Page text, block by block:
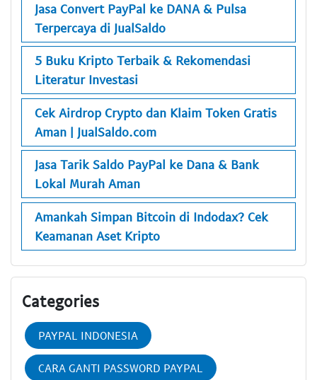
Jasa Convert PayPal ke DANA & Pulsa
Terpercaya di JualSaldo
5 Buku Kripto Terbaik & Rekomendasi
Literatur Investasi
Cek Airdrop Crypto dan Klaim Token Gratis
Aman | JualSaldo.com
Jasa Tarik Saldo PayPal ke Dana & Bank
Lokal Murah Aman
Amankah Simpan Bitcoin di Indodax? Cek
Keamanan Aset Kripto
Categories
PAYPAL INDONESIA
CARA GANTI PASSWORD PAYPAL